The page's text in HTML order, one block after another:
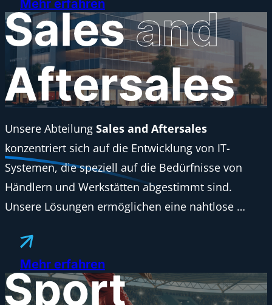
Mehr erfahren
Unsere Abteilung Sales and Aftersales
konzentriert sich auf die Entwicklung von IT-
Systemen, die speziell auf die Bedürfnisse von
Händlern und Werkstätten abgestimmt sind.
Unsere Lösungen ermöglichen eine nahtlose …
Mehr erfahren